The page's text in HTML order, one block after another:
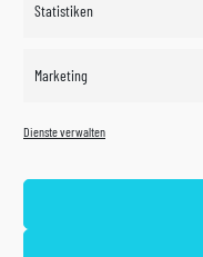
Statistiken
Marketing
Dienste verwalten
©